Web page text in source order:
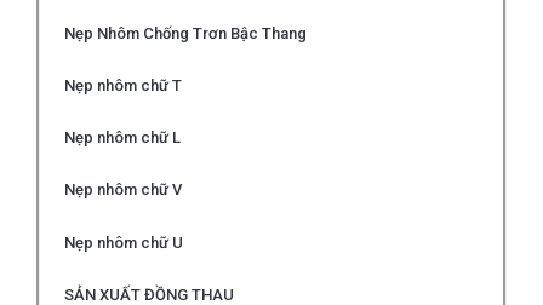
Nẹp Nhôm Chống Trơn Bậc Thang
Nẹp nhôm chữ T
Nẹp nhôm chữ L
Nẹp nhôm chữ V
Nẹp nhôm chữ U
SẢN XUẤT ĐỒNG THAU